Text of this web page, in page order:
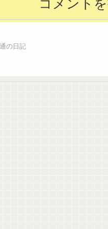
コメント
の日記